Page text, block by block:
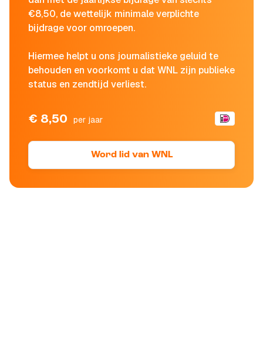
€8,50, de wettelijk minimale verplichte
bijdrage voor omroepen.
Hiermee helpt u ons journalistieke geluid te
behouden en voorkomt u dat WNL zijn publieke
status en zendtijd verliest.
€ 8,50 per jaar
Word lid van WNL